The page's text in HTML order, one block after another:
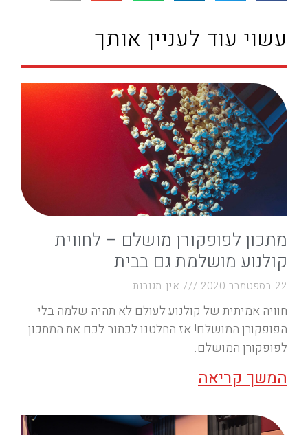
עשוי עוד לעניין אותך
מתכון לפופקורן מושלם – לחווית
קולנוע מושלמת גם בבית
22 בספטמבר 2020 אין תגובות
חוויה אמיתית של קולנוע לעולם לא תהיה שלמה בלי
הפופקורן המושלם! אז החלטנו לכתוב לכם את המתכון
לפופקורן המושלם.
המשך קריאה